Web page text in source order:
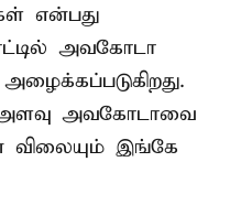
என்பது
அவகோடா
அளவு அவகோடாவை
விலையும் இங்கே